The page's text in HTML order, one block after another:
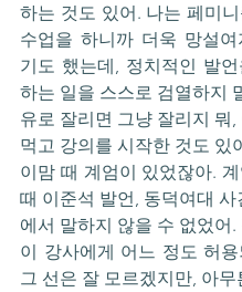
하는 것도 있어. 나는 페미
수업을 하니까 더욱 망설여
기도 했는데, 정치적인 발
하는 일을 스스로 검열하지
유로 잘리면 그냥 잘리지 뭐,
먹고 강의를 시작한 것도 있
이맘 때 계엄이 있었잖아.
때 이준석 발언, 동덕여대 사
에서 말하지 않을 수 없었어.
이 강사에게 어느 정도 허
그 선은 잘 모르겠지만, 아무